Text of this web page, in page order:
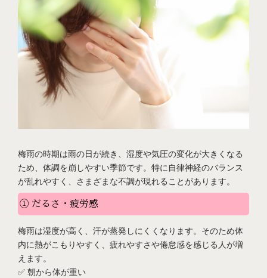
梅雨の時期は雨の日が続き、湿度や気圧の変化が大きくなる
ため、体調を崩しやすい季節です。特に自律神経のバランス
が乱れやすく、さまざまな不調が現れることがあります。
① だるさ・疲労感
梅雨は湿度が高く、汗が蒸発しにくくなります。そのため体
内に熱がこもりやすく、疲れやすさや倦怠感を感じる人が増
えます。
✅ 朝から体が重い